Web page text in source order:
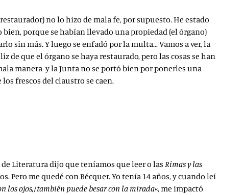
no lo hizo de mala fe, por supuesto. He estado
porque se habían llevado una propiedad (el órgano)
sin más. Y luego se enfadó por la multa… Vamos a ver, la
que el órgano se haya restaurado, pero las cosas se han
manera y la Junta no se portó bien por ponerles una
frescos del claustro se caen.
Literatura dijo que teníamos que leer o las Rimas y las
Pero me quedé con Bécquer. Yo tenía 14 años, y cuando leí
los ojos,/también puede besar con la mirada«, me impactó